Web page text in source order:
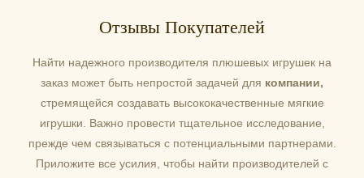
игрушек в альтернативном стиле.
Отзывы Покупателей
Найти надежного производителя плюшевых игрушек на
заказ может быть непростой задачей для компании,
стремящейся создавать высококачественные мягкие
игрушки. Важно провести тщательное исследование,
прежде чем связываться с потенциальными партнерами.
Приложите все усилия, чтобы найти производителей с